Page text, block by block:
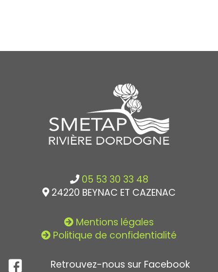
05 53 30 33 48
24220 BEYNAC ET CAZENAC
Mentions légales
Politique de confidentialité
Retrouvez-nous sur Facebook